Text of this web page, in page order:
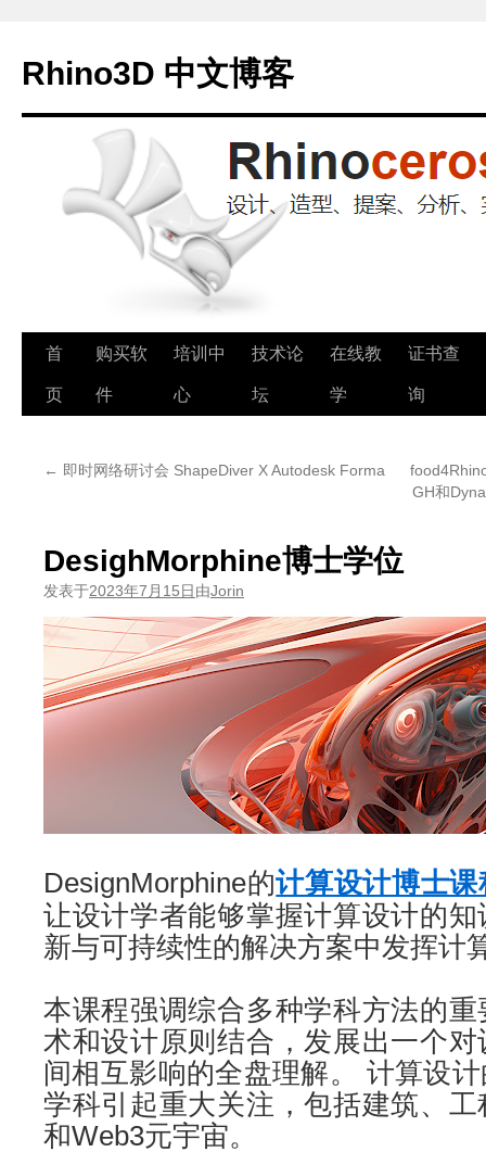
Rhino3D 中文博客
跳
至
首
页
购买软
件
培训中
心
技术论
坛
在线教
学
证书查
询
← 即时网络研讨会 ShapeDiver X Autodesk Forma
GH和
DesighMorphine博士学位
发表于2023年7月15日由Jorin
DesignMorphine的计算设计博士课
让设计学者能够掌握计算设计的
新与可持续性的解决方案中发挥计
本课程强调综合多种学科方法的
术和设计原则结合，发展出一个
间相互影响的全盘理解。 计算设
学科引起重大关注，包括建筑、
和Web3元宇宙。